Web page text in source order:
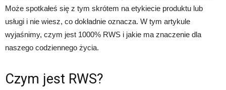
Może spotkałeś się z tym skrótem na etykiecie produktu lub
usługi i nie wiesz, co dokładnie oznacza. W tym artykule
wyjaśnimy, czym jest 1000% RWS i jakie ma znaczenie dla
naszego codziennego życia.
Czym jest RWS?